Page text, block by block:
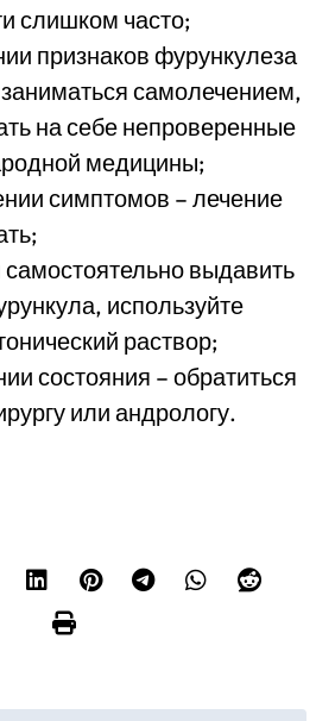
слишком часто;
признаков фурункулеза
самолечением,
на себе непроверенные
медицины;
симптомов – лечение
самостоятельно выдавить
используйте
раствор;
состояния – обратиться
или андрологу.